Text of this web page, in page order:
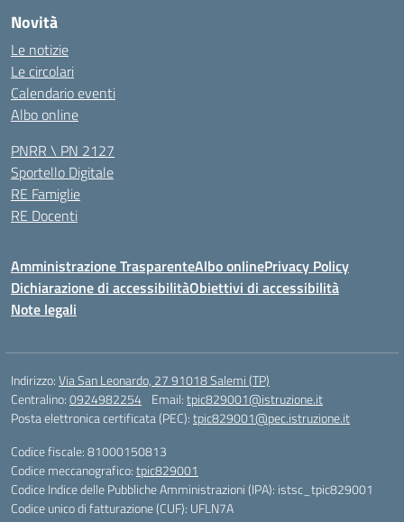
Novità
Le notizie
Le circolari
Calendario eventi
Albo online
PNRR \ PN 2127
Sportello Digitale
RE Famiglie
RE Docenti
Amministrazione TrasparenteAlbo onlinePrivacy Policy
Dichiarazione di accessibilitàObiettivi di accessibilità
Note legali
Indirizzo:Via San Leonardo, 27 91018 Salemi (TP)
Centralino:0924982254 Email:tpic829001@istruzione.it
Posta elettronica certificata (PEC):tpic829001@pec.istruzione.it
Codice fiscale: 81000150813
Codice meccanografico:tpic829001
Codice Indice delle Pubbliche Amministrazioni (IPA): istsc_tpic829001
Codice unico di fatturazione (CUF): UFLN7A